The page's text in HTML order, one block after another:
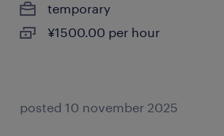
temporary
¥1500.00 per hour
posted 10 november 2025